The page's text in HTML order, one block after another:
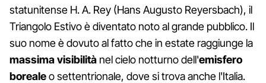
statunitense H. A. Rey (Hans Augusto Reyersbach), il
Triangolo Estivo è diventato noto al grande pubblico. Il
suo nome è dovuto al fatto che in estate raggiunge la
massima visibilità nel cielo notturno dell'emisfero
borealeo settentrionale, dove si trova anche l'Italia.